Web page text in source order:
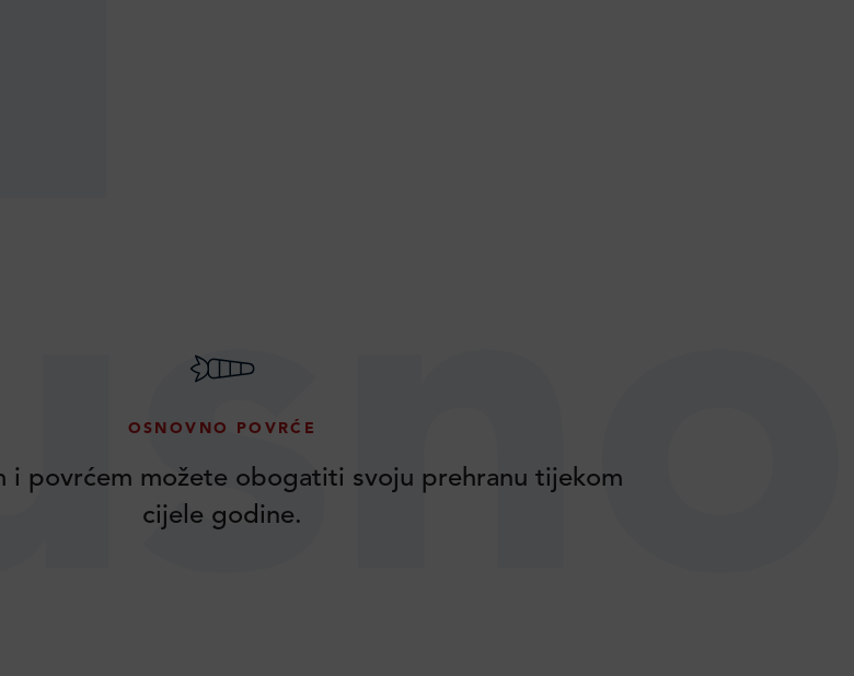
OSNOVNO POVRĆE
i povrćem možete obogatiti svoju prehranu tijekom
cijele godine.